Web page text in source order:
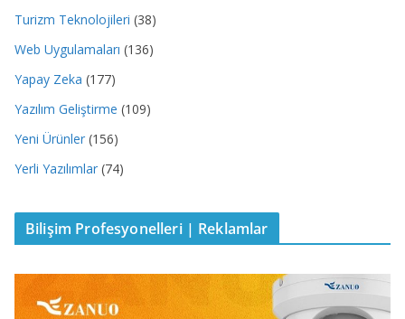
Turizm Teknolojileri (38)
Web Uygulamaları (136)
Yapay Zeka (177)
Yazılım Geliştirme (109)
Yeni Ürünler (156)
Yerli Yazılımlar (74)
Bilişim Profesyonelleri | Reklamlar